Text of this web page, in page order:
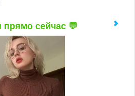
прямо сейчас 💬